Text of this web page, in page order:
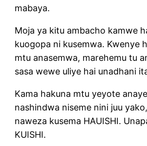
mabaya.
Moja ya kitu ambacho kamwe
kuogopa ni kusemwa. Kwenye
mtu anasemwa, marehemu tu
sasa wewe uliye hai unadhani
Kama hakuna mtu yeyote
nashindwa niseme nini juu
naweza kusema HAUISHI.
KUISHI.